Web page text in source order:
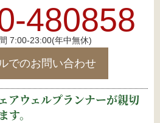
480858
7:00-23:00(年中無休)
でのお問い合わせ
アウェルプランナーが親切
。